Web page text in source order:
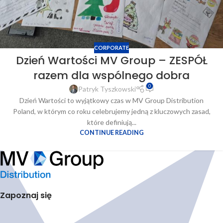
CORPORATE
Dzień Wartości MV Group – ZESPÓŁ
razem dla wspólnego dobra
Patryk Tyszkowski 0
Dzień Wartości to wyjątkowy czas w MV Group Distribution
Poland, w którym co roku celebrujemy jedną z kluczowych zasad,
które definiują...
CONTINUE READING
Zapoznaj się